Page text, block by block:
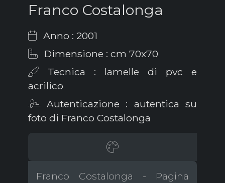
Franco Costalonga
Anno : 2001
Dimensione : cm 70x70
Tecnica : lamelle di pvc e
acrilico
Autenticazione : autentica su
foto di Franco Costalonga
Franco Costalonga - Pagina